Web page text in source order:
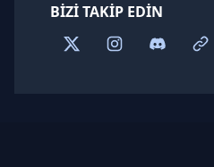
BIZI TAKIP EDIN